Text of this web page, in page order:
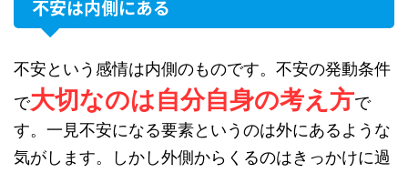
不安は内側にある
不安という感情は内側のものです。不安の発動条件
で大切なのは自分自身の考え方で
す。一見不安になる要素というのは外にあるような
気がします。しかし外側からくるのはきっかけに過